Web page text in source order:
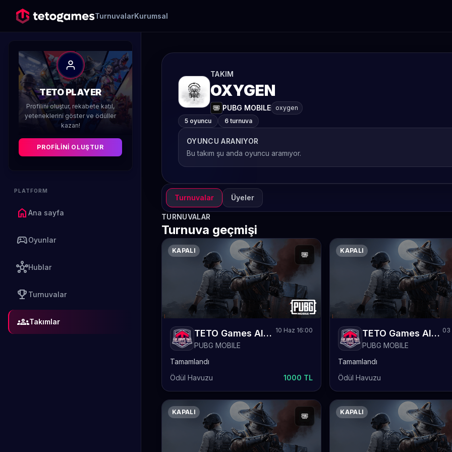
TurnuvalarKurumsal
TETO PLAYER
Profilini oluştur, rekabete katıl,
yeteneklerini göster ve ödüller
kazan!
PROFILINI OLUŞTUR
PLATFORM
home Ana sayfa
sports_esportsOyunlar
hubHublar
emoji_events Turnuvalar
groupsTakımlar
TAKIM
OXYGEN
PUBG MOBILE
oxygen
5 oyuncu
6 turnuva
OYUNCU ARANIYOR
Bu takım şu anda oyuncu aramıyor.
Turnuvalar Üyeler
TURNUVALAR
Turnuva geçmişi
KAPALI
TETO Games Always-ON PUBG Mobile Weekly 5
PUBG MOBILE
10 Haz 16:00
Tamamlandı
Ödül Havuzu
1000 TL
KAPALI
TETO Games Always-ON PUBG Mobile Weekly 4
PUBG MOBILE
03
Tamamlandı
Ödül Havuzu
KAPALI KAPALI